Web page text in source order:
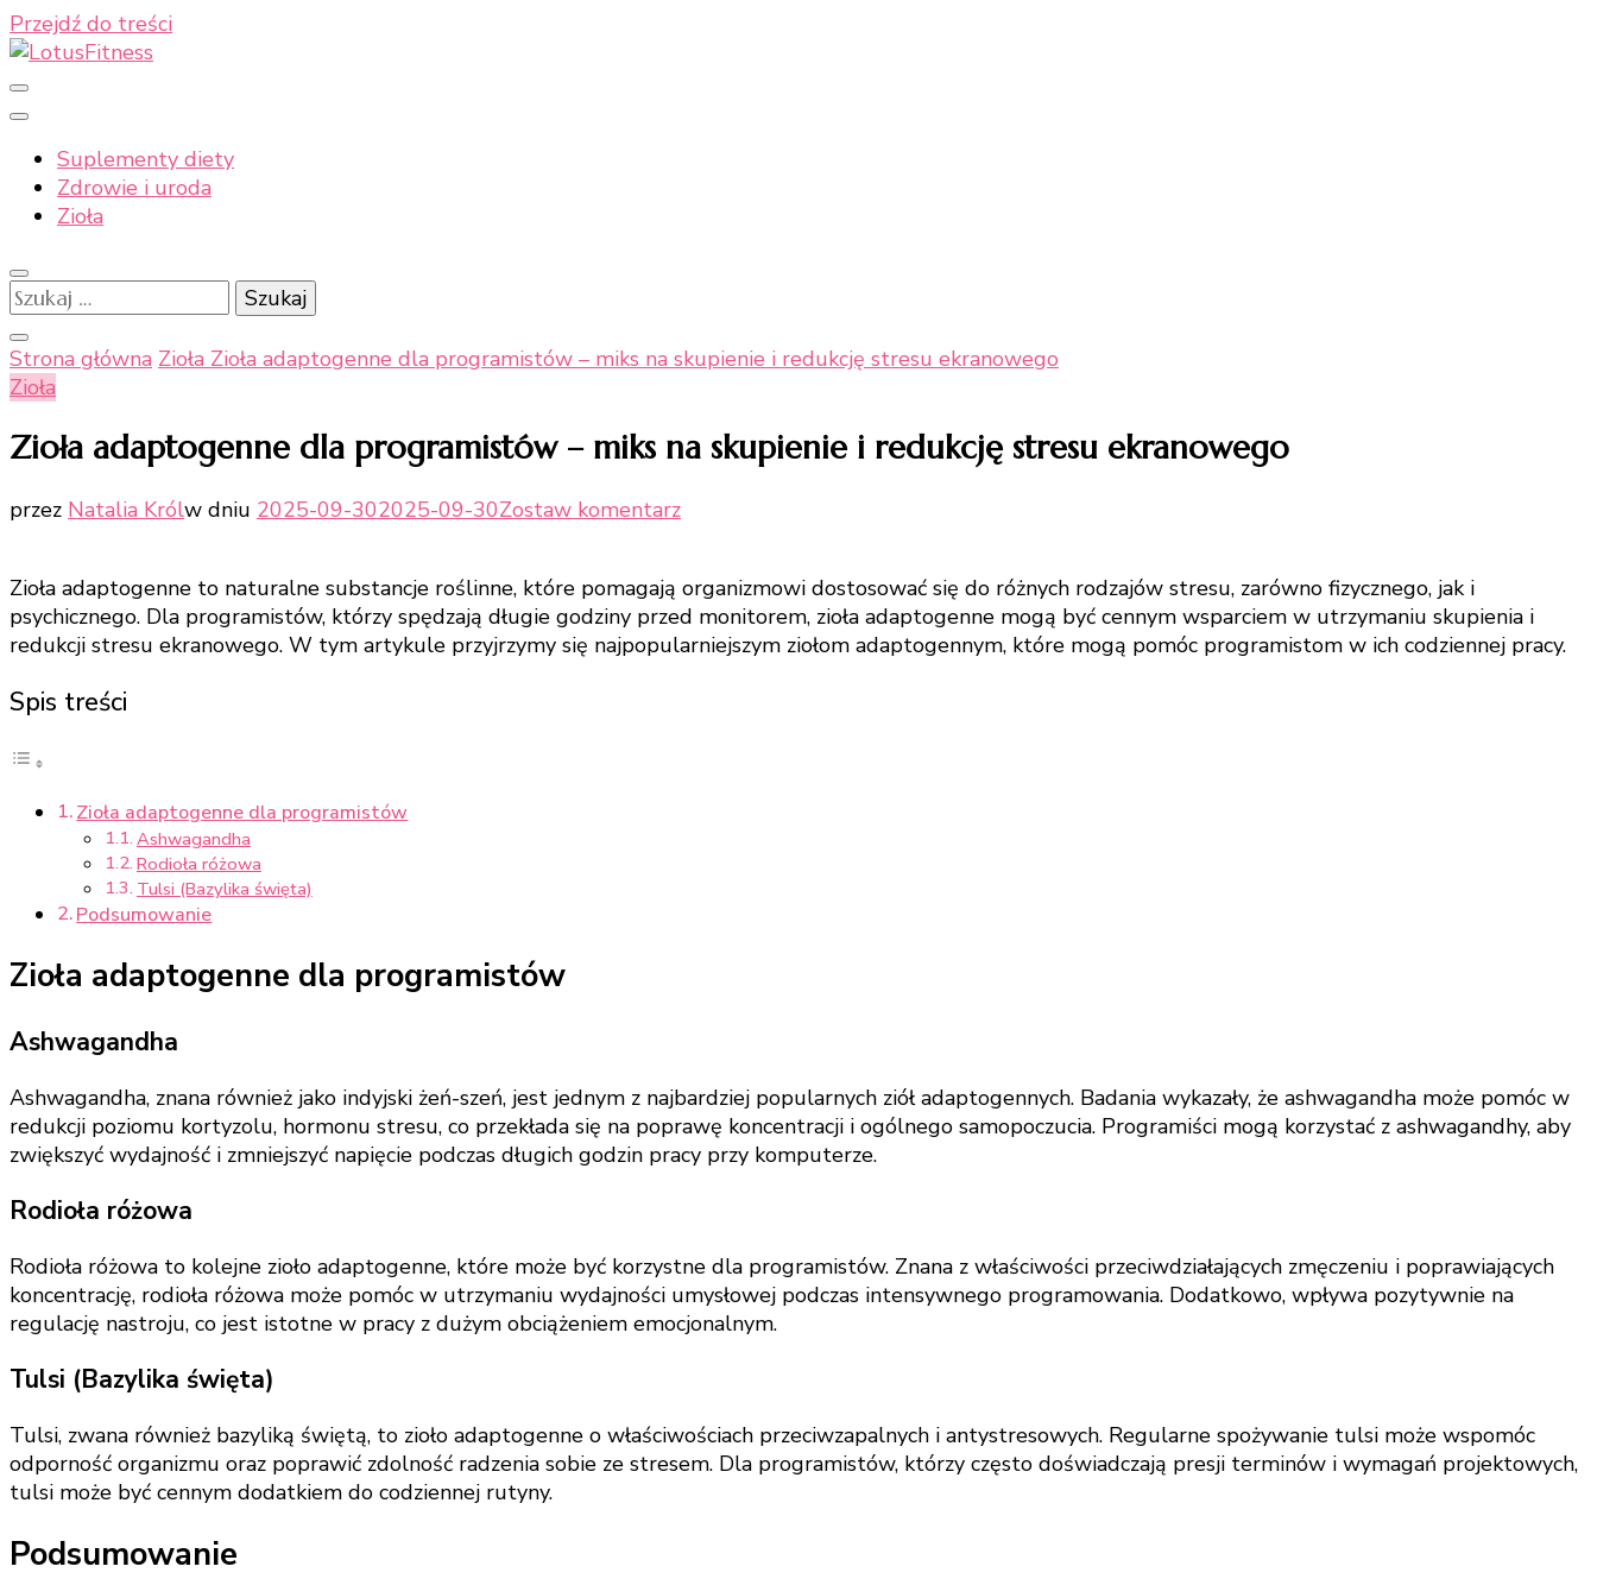
Przejdź do treści
LotusFitness
Suplementy diety
Zdrowie i uroda
Zioła
Szukaj:
Strona główna Zioła Zioła adaptogenne dla programistów – miks na skupienie i redukcję stresu ekranowego
Zioła
Zioła adaptogenne dla programistów – miks na skupienie i redukcję stresu ekranowego
przez Natalia Królw dniu 2025-09-302025-09-30Zostaw komentarzdo
dla
programistów
–
Zioła adaptogenne to naturalne substancje roślinne, które pomagają organizmowi dostosować się do różnych rodzajów stresu, zarówno fizycznego, jak i
psychicznego. Dla programistów, którzy spędzają długie godziny przed monitorem, zioła adaptogenne mogą być cennym wsparciem w utrzymaniu skupienia i
redukcji stresu ekranowego. W tym artykule przyjrzymy się najpopularniejszym ziołom adaptogennym, które mogą pomóc programistom w ich codziennej pracy.
Spis treści
Zioła adaptogenne dla programistów
Ashwagandha
Rodioła różowa
Tulsi (Bazylika święta)
Podsumowanie
Zioła adaptogenne dla programistów
Ashwagandha
Ashwagandha, znana również jako indyjski żeń-szeń, jest jednym z najbardziej popularnych ziół adaptogennych. Badania wykazały, że ashwagandha może pomóc w
redukcji poziomu kortyzolu, hormonu stresu, co przekłada się na poprawę koncentracji i ogólnego samopoczucia. Programiści mogą korzystać z ashwagandhy, aby
zwiększyć wydajność i zmniejszyć napięcie podczas długich godzin pracy przy komputerze.
Rodioła różowa
Rodioła różowa to kolejne zioło adaptogenne, które może być korzystne dla programistów. Znana z właściwości przeciwdziałających zmęczeniu i poprawiających
koncentrację, rodioła różowa może pomóc w utrzymaniu wydajności umysłowej podczas intensywnego programowania. Dodatkowo, wpływa pozytywnie na
regulację nastroju, co jest istotne w pracy z dużym obciążeniem emocjonalnym.
Tulsi (Bazylika święta)
Tulsi, zwana również bazyliką świętą, to zioło adaptogenne o właściwościach przeciwzapalnych i antystresowych. Regularne spożywanie tulsi może wspomóc
odporność organizmu oraz poprawić zdolność radzenia sobie ze stresem. Dla programistów, którzy często doświadczają presji terminów i wymagań projektowych,
tulsi może być cennym dodatkiem do codziennej rutyny.
Podsumowanie